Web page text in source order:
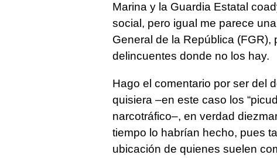
Marina y la Guardia Estatal
social, pero igual me parece
General de la República
delincuentes donde no los hay.
Hago el comentario por ser del
quisiera –en este caso los
narcotráfico–, en verdad
tiempo lo habrían hecho, pues
ubicación de quienes suelen